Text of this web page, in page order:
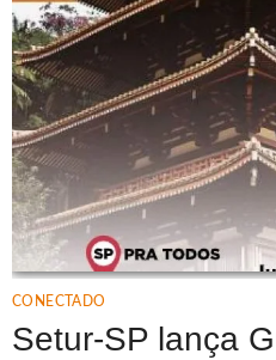
CONECTADO
Setur-SP lança